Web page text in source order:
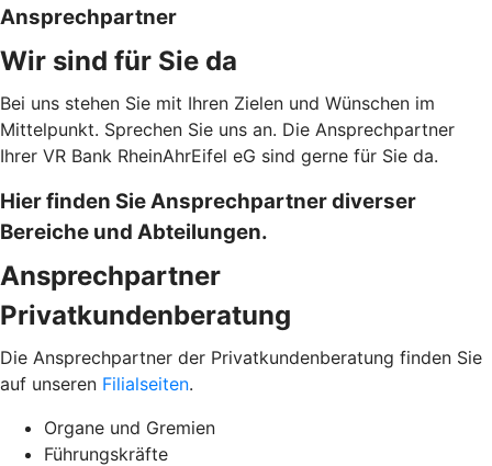
Ansprechpartner
Wir sind für Sie da
Bei uns stehen Sie mit Ihren Zielen und Wünschen im
Mittelpunkt. Sprechen Sie uns an. Die Ansprechpartner
Ihrer VR Bank RheinAhrEifel eG sind gerne für Sie da.
Hier finden Sie Ansprechpartner diverser
Bereiche und Abteilungen.
Ansprechpartner
Privatkundenberatung
Die Ansprechpartner der Privatkundenberatung finden Sie
auf unseren Filialseiten.
Organe und Gremien
Führungskräfte